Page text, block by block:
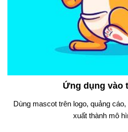
Ứng dụng vào
Dùng mascot trên logo, quảng
xuất thành mô